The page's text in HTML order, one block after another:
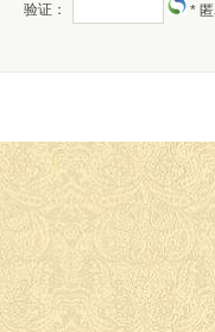
验证： *